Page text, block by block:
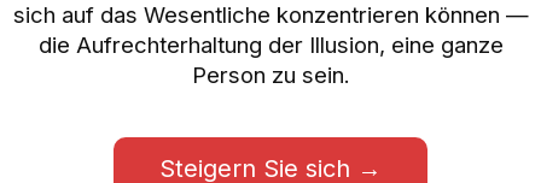
sich auf das Wesentliche konzentrieren können —
die Aufrechterhaltung der Illusion, eine ganze
Person zu sein.
Steigern Sie sich →